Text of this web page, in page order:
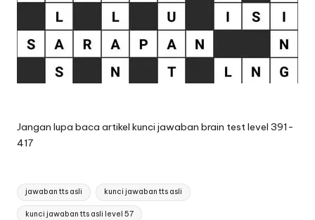
Jangan lupa baca artikel kunci jawaban brain test level 391-
417
Tags:
jawaban tts asli kunci jawaban tts asli
kunci jawaban tts asli level 57